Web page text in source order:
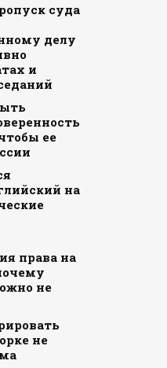
суда
делу
и
ее
на
права на
не
не